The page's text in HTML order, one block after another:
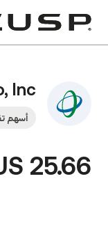
Inc.
أسهم
25.66 US$